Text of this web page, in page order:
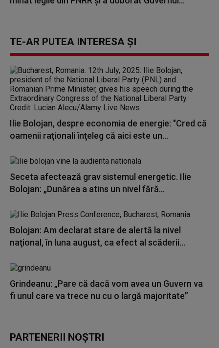
TE-AR PUTEA INTERESA ȘI
Ilie Bolojan, despre economia de energie: "Cred că
oamenii raţionali înţeleg că aici este un...
Seceta afectează grav sistemul energetic. Ilie
Bolojan: „Dunărea a atins un nivel fără...
Bolojan: Am declarat stare de alertă la nivel
naţional, în luna august, ca efect al scăderii...
Grindeanu: „Pare că dacă vom avea un Guvern va
fi unul care va trece nu cu o largă majoritate”
PARTENERII NOȘTRI